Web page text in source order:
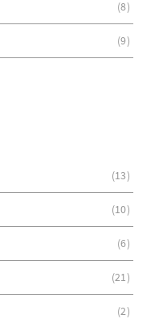
8
9
13
10
6
21
2